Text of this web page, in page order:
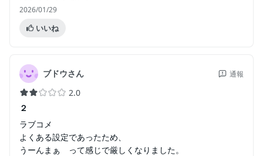
2026/01/29
いいね
ブドウさん 通報
2.0
２
ラブコメ
よくある設定であったため、
うーんまぁ って感じで厳しくなりました。